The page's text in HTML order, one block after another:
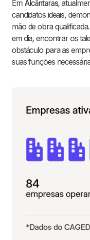
Em Alcântaras,
candidatos ideais,
mão de obra
em dia, encontrar os
obstáculo para as
suas funções